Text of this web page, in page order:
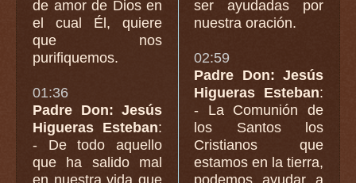
de amor de Dios en
el cual Él, quiere
que nos
purifiquemos.
01:36
Padre Don: Jesús
Higueras Esteban:
- De todo aquello
que ha salido mal
en nuestra vida que
ser ayudadas por
nuestra oración.
02:59
Padre Don: Jesús
Higueras Esteban:
- La Comunión de
los Santos los
Cristianos que
estamos en la tierra,
podemos ayudar a